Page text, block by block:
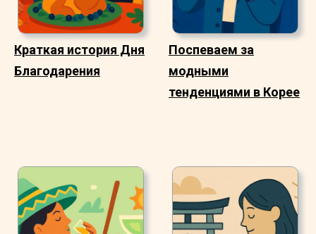
Краткая история Дня
Благодарения
Поспеваем за
модными
тенденциями в Корее